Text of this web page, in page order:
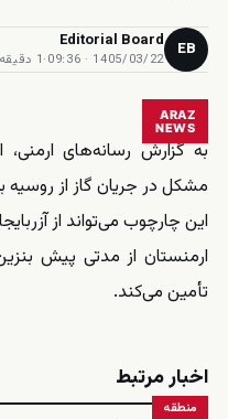
EB
Editorial Board
1405/03/22 · 09:36
·1 دقیقه مطالعه
ARAZ
NEWS
به گزارش رسانه‌های ارمنی،
مشکل در جریان گاز از روسیه
این چارچوب می‌تواند از
ارمنستان از مدتی پیش
تأمین می‌کند.
اخبار مرتبط
منطقه